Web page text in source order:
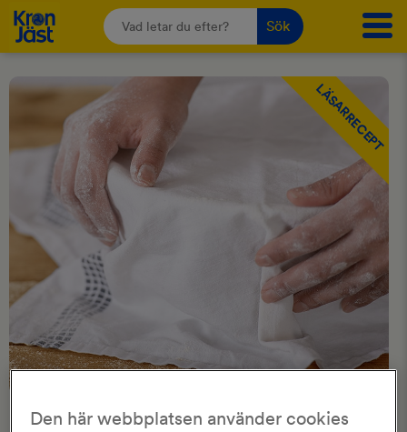
Sök
LÄSARRECEPT
Hem > Recept > Farmor Hvens limpa
Den här webbplatsen använder cookies